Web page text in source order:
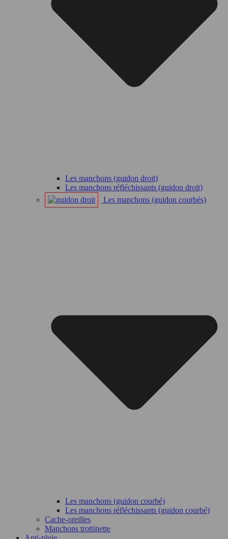
Les manchons (guidon droit)
Les manchons réfléchissants (guidon droit)
Les manchons (guidon courbés)
Les manchons (guidon courbé)
Les manchons réfléchissants (guidon courbé)
Cache-oreilles
Manchons trottinette